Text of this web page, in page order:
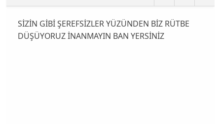
SİZİN GİBİ ŞEREFSİZLER YÜZÜNDEN BİZ RÜTBE
DÜŞÜYORUZ İNANMAYIN BAN YERSİNİZ